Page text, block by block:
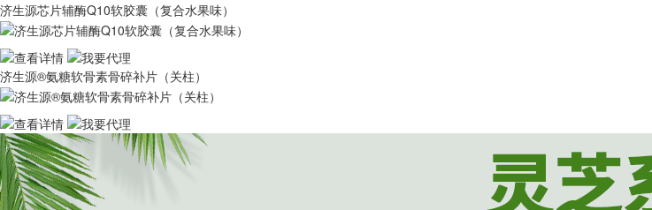
济生源芯片辅酶Q10软胶囊（复合水果味）
济生源®氨糖软骨素骨碎补片（关柱）